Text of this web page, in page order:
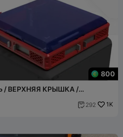
800
/ ВЕРХНЯЯ КРЫШКА /
 292 1K